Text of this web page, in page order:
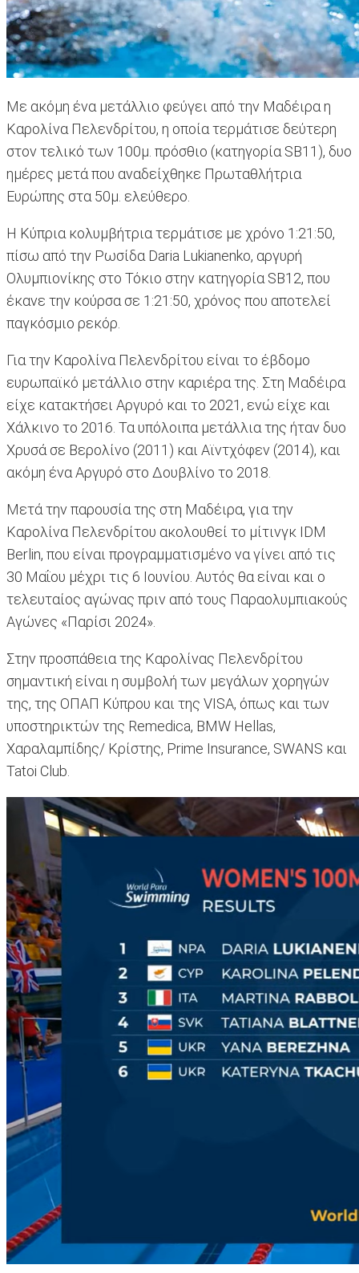
Με ακόμη ένα μετάλλιο φεύγει από την Μαδέιρα η
Καρολίνα Πελενδρίτου, η οποία τερμάτισε δεύτερη
στον τελικό των 100μ. πρόσθιο (κατηγορία SB11), δυο
ημέρες μετά που αναδείχθηκε Πρωταθλήτρια
Ευρώπης στα 50μ. ελεύθερο.
Η Κύπρια κολυμβήτρια τερμάτισε με χρόνο 1:21:50,
πίσω από την Ρωσίδα Daria Lukianenko, αργυρή
Ολυμπιονίκης στο Τόκιο στην κατηγορία SB12, που
έκανε την κούρσα σε 1:21:50, χρόνος που αποτελεί
παγκόσμιο ρεκόρ.
Για την Καρολίνα Πελενδρίτου είναι το έβδομο
ευρωπαϊκό μετάλλιο στην καριέρα της. Στη Μαδέιρα
είχε κατακτήσει Αργυρό και το 2021, ενώ είχε και
Χάλκινο το 2016. Τα υπόλοιπα μετάλλια της ήταν δυο
Χρυσά σε Βερολίνο (2011) και Αϊντχόφεν (2014), και
ακόμη ένα Αργυρό στο Δουβλίνο το 2018.
Μετά την παρουσία της στη Μαδέιρα, για την
Καρολίνα Πελενδρίτου ακολουθεί το μίτινγκ IDM
Berlin, που είναι προγραμματισμένο να γίνει από τις
30 Μαΐου μέχρι τις 6 Ιουνίου. Αυτός θα είναι και ο
τελευταίος αγώνας πριν από τους Παραολυμπιακούς
Αγώνες «Παρίσι 2024».
Στην προσπάθεια της Καρολίνας Πελενδρίτου
σημαντική είναι η συμβολή των μεγάλων χορηγών
της, της ΟΠΑΠ Κύπρου και της VISA, όπως και των
υποστηρικτών της Remedica, BMW Hellas,
Χαραλαμπίδης/ Κρίστης, Prime Insurance, SWANS και
Tatoi Club.